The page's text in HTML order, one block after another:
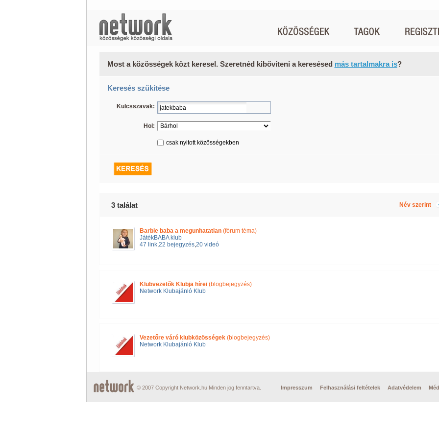
Most a közösségek közt keresel. Szeretnéd kibővíteni a keresésed más tartalmakra is?
Keresés szűkítése
Kulcsszavak:
Hol:
csak nyitott közösségekben
3 találat Név szerint
Barbie baba a megunhatatlan(fórum téma)
JátékBABA klub
47 link,22 bejegyzés,20 videó
Klubvezetők Klubja hírei(blogbejegyzés)
Network Klubajánló Klub
Vezetőre váró klubközösségek(blogbejegyzés)
Network Klubajánló Klub
© 2007 Copyright Network.hu Minden jog fenntartva. Impresszum Felhasználási feltételek Adatvédelem